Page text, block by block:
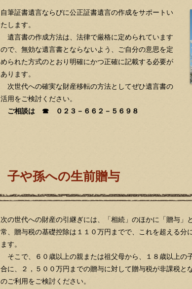
自筆証書遺言ならびに公正証書遺言の作成をサポートい
たします。
遺言書の作成方法は、法律で厳格に定められています
ので、無効な遺言書とならないよう、ご自分の意思を定
められた方式のとおり明確にかつ正確に記載する必要が
あります。
次世代への確実な財産移転の方法としてぜひ遺言書の
活用をご検討ください。
ご相談は ☎ ０２３－６６２－５６９８
子や孫への生前贈与
次の世代への財産の引継ぎには、「相続」のほかに「贈与」
常、贈与税の基礎控除は１１０万円までで、これを超える分
ます。
そこで、６０歳以上の親または祖父母から、１８歳以上の
合に、２，５００万円までの贈与に対して贈与税が非課税と
のご利用をご検討ください。